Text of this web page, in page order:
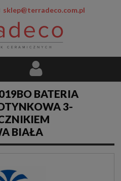
sklep@terradeco.com.pl
BATERIA
3-
BIAŁA